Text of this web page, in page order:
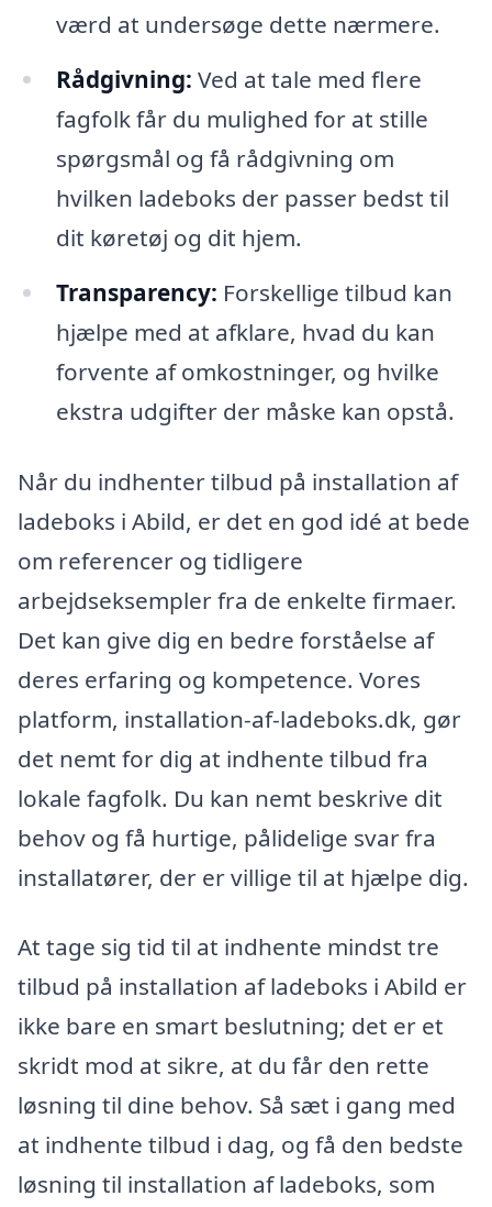
værd at undersøge dette nærmere.
Rådgivning: Ved at tale med flere
fagfolk får du mulighed for at stille
spørgsmål og få rådgivning om
hvilken ladeboks der passer bedst til
dit køretøj og dit hjem.
Transparency: Forskellige tilbud kan
hjælpe med at afklare, hvad du kan
forvente af omkostninger, og hvilke
ekstra udgifter der måske kan opstå.
Når du indhenter tilbud på installation af
ladeboks i Abild, er det en god idé at bede
om referencer og tidligere
arbejdseksempler fra de enkelte firmaer.
Det kan give dig en bedre forståelse af
deres erfaring og kompetence. Vores
platform, installation-af-ladeboks.dk, gør
det nemt for dig at indhente tilbud fra
lokale fagfolk. Du kan nemt beskrive dit
behov og få hurtige, pålidelige svar fra
installatører, der er villige til at hjælpe dig.
At tage sig tid til at indhente mindst tre
tilbud på installation af ladeboks i Abild er
ikke bare en smart beslutning; det er et
skridt mod at sikre, at du får den rette
løsning til dine behov. Så sæt i gang med
at indhente tilbud i dag, og få den bedste
løsning til installation af ladeboks, som